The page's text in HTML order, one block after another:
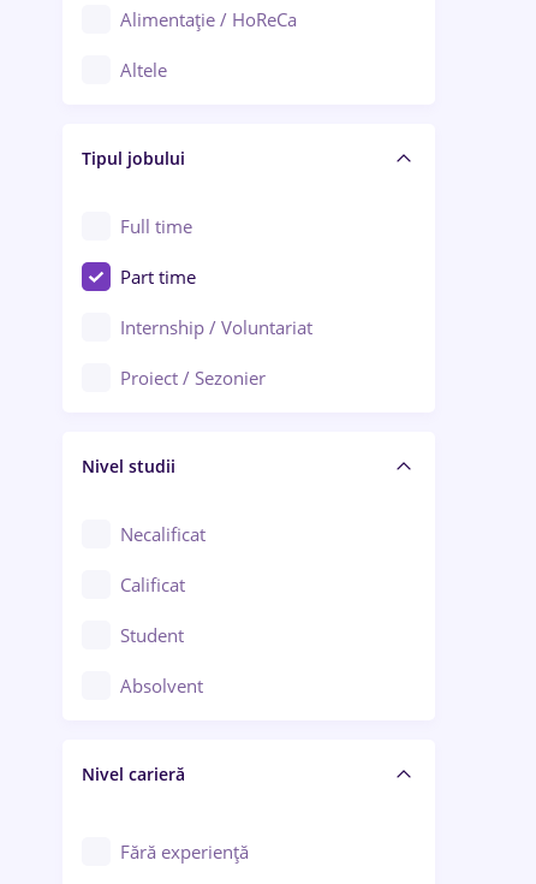
Arad
Baia Mare
Bârlad
Bistrița (Bistrița-Năsăud)
Alimentație / HoReCa
Altele
Asigurări
Au pair / Babysitter / Curățenie
Audit / Consultanță
Auto / Echipamente
Automatizări
Cercetare - dezvoltare
Chimie / Biochimie
Confecții / Design vestimentar
Construcții / Instalații
Controlul calității
Educație / Training / Arte
Tipul jobului
Full time
Part time
Internship / Voluntariat
Proiect / Sezonier
Nivel studii
Necalificat
Calificat
Student
Absolvent
Nivel carieră
Fără experiență